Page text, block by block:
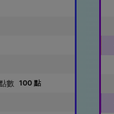
100 點
數